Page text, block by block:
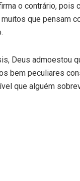
o contrário,
muitos que pensam
Deus admoestou
bem peculiares
que alguém